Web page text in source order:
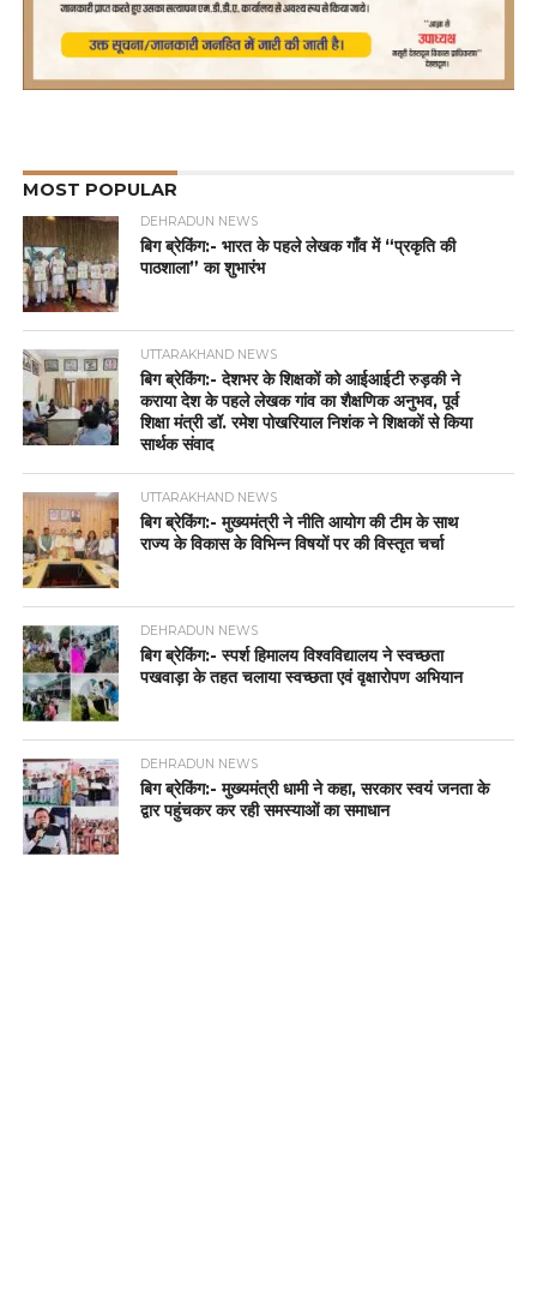
MOST POPULAR
DEHRADUN NEWS
बिग ब्रेकिंग:- भारत के पहले लेखक गाँव में “प्रकृति की
पाठशाला” का शुभारंभ
UTTARAKHAND NEWS
बिग ब्रेकिंग:- देशभर के शिक्षकों को आईआईटी रुड़की ने
कराया देश के पहले लेखक गांव का शैक्षणिक अनुभव, पूर्व
शिक्षा मंत्री डॉ. रमेश पोखरियाल निशंक ने शिक्षकों से किया
सार्थक संवाद
UTTARAKHAND NEWS
बिग ब्रेकिंग:- मुख्यमंत्री ने नीति आयोग की टीम के साथ
राज्य के विकास के विभिन्न विषयों पर की विस्तृत चर्चा
DEHRADUN NEWS
बिग ब्रेकिंग:- स्पर्श हिमालय विश्वविद्यालय ने स्वच्छता
पखवाड़ा के तहत चलाया स्वच्छता एवं वृक्षारोपण अभियान
DEHRADUN NEWS
बिग ब्रेकिंग:- मुख्यमंत्री धामी ने कहा, सरकार स्वयं जनता के
द्वार पहुंचकर कर रही समस्याओं का समाधान